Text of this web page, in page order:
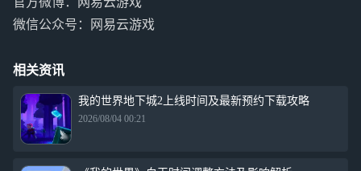
微信公众号：网易云游戏
相关资讯
我的世界地下城2上线时间及最新预约下载攻略
2026/08/04 00:21